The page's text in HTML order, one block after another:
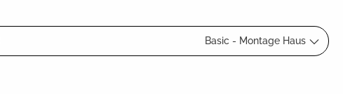
Basic - Montage Haus